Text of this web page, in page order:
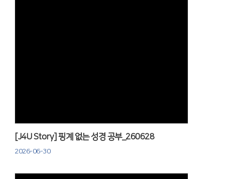
[J4U Story] 핑계 없는 성경 공부_260628
2026-06-30